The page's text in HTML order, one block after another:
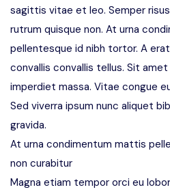
sagittis vitae et leo. Semper
rutrum quisque non. At urna
pellentesque id nibh tortor. A
convallis convallis tellus. Sit
imperdiet massa. Vitae congue
Sed viverra ipsum nunc aliquet
gravida.
At urna condimentum mattis
non curabitur
Magna etiam tempor orci eu